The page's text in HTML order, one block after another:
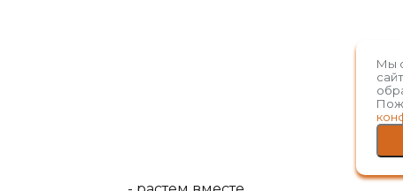
Мы